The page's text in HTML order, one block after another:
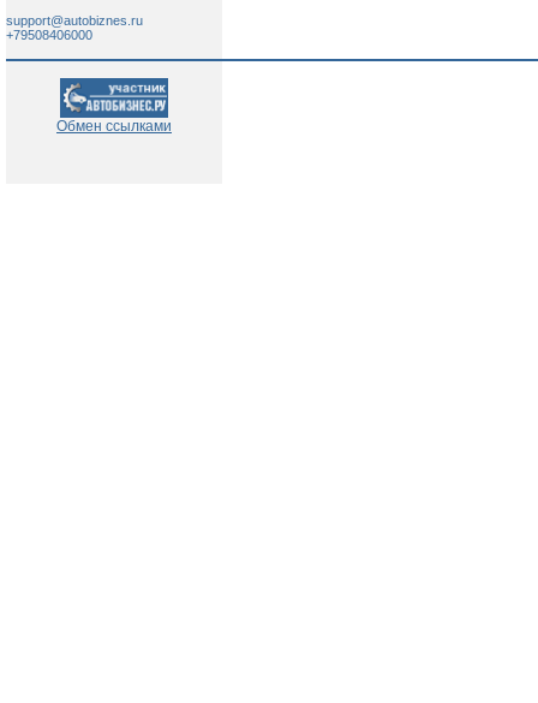
support@autobiznes.ru
+79508406000
Обмен ссылками